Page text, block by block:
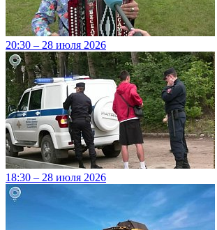
20:30 – 28 июля 2026
18:30 – 28 июля 2026